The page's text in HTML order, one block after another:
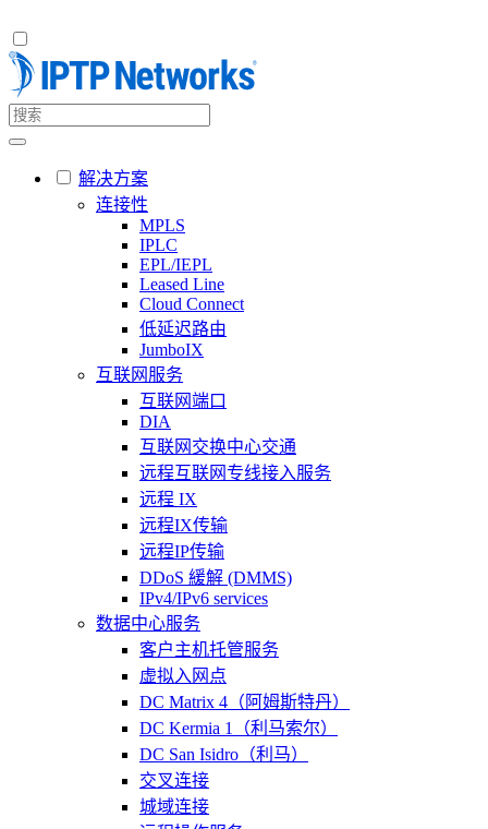
解决方案
连接性
MPLS
IPLC
EPL/IEPL
Leased Line
Cloud Connect
低延迟路由
JumboIX
互联网服务
互联网端口
DIA
互联网交换中心交通
远程互联网专线接入服务
远程 IX
远程IX传输
远程IP传输
DDoS 緩解 (DMMS)
IPv4/IPv6 services
数据中心服务
客户主机托管服务
虚拟入网点
DC Matrix 4（阿姆斯特丹）
DC Kermia 1（利马索尔）
DC San Isidro（利马）
交叉连接
城域连接